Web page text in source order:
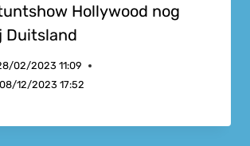
Hollywood nog
Duitsland
02/2023 11:09
08/12/2023 17:52